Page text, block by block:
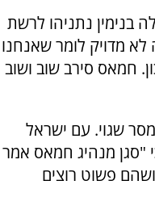
בנימין נתניהו לרשת
לא מדויק לומר שאנחנו
חמאס סירב שוב ושוב
שגוי. עם ישראל
"סגן מנהיג חמאס אמר
פשוט רוצים